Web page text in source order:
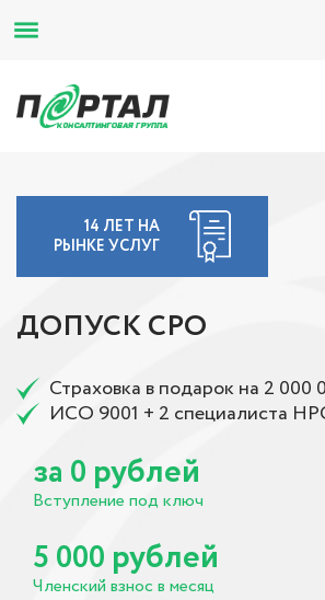
14 ЛЕТ НА
РЫНКЕ УСЛУГ
ДОПУСК СРО
Страховка в подарок на 2 000
ИСО 9001 + 2 специалиста
за 0 рублей
Вступление под ключ
5 000 рублей
Членский взнос в месяц